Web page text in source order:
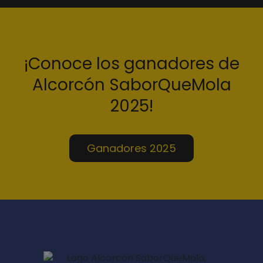
¡Conoce los ganadores de
Alcorcón SaborQueMola
2025!
Ganadores 2025